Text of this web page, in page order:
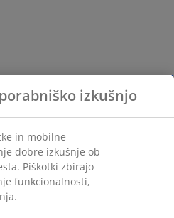
izkušnjo
in mobilne
dobre izkušnje ob
Piškotki zbirajo
funkcionalnosti,